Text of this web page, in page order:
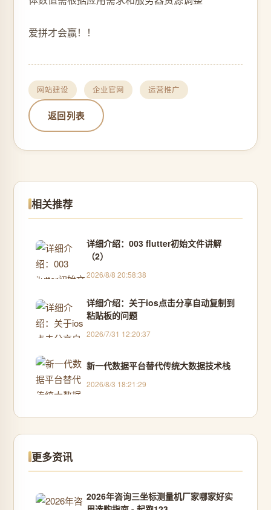
爱拼才会赢！！
网站建设 企业官网 运营推广
返回列表
相关推荐
详细介绍：003 flutter初始文件讲解
（2）
2026/8/8 20:58:38
详细介绍：关于ios点击分享自动复制到
粘贴板的问题
2026/7/31 12:20:37
新一代数据平台替代传统大数据技术栈
2026/8/3 18:21:29
更多资讯
2026年咨询三坐标测量机厂家哪家好实